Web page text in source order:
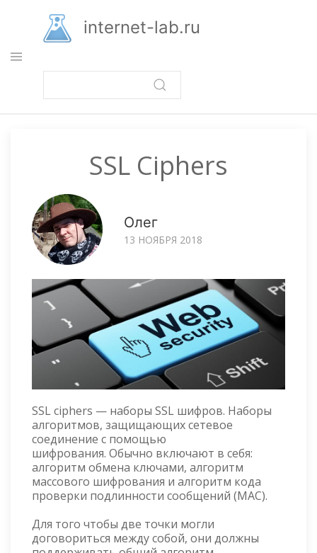
основному
содержанию
internet-lab.ru
SSL Ciphers
Олег
13 НОЯБРЯ 2018
SSL ciphers — наборы SSL шифров. Наборы
алгоритмов, защищающих сетевое
соединение с помощью
шифрования. Обычно включают в себя:
алгоритм обмена ключами, алгоритм
массового шифрования и алгоритм кода
проверки подлинности сообщений (MAC).
Для того чтобы две точки могли
договориться между собой, они должны